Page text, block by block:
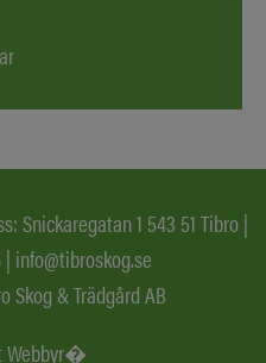
Snickaregatan 1 543 51 Tibro |
| info@tibroskog.se
Skog & Trädgård AB